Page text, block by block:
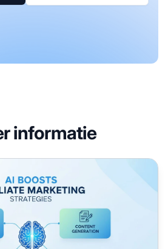
informatie
verbeteren?